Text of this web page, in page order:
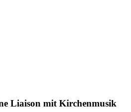
Liaison mit Kirchenmusik